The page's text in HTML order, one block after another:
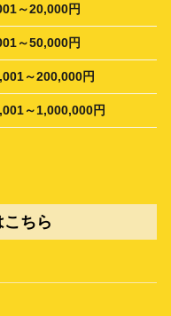
～20,000円
～50,000円
～200,000円
～1,000,000円
ちら